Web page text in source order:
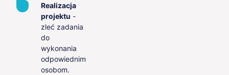
Realizacja
projektu -
zleć zadania
do
wykonania
odpowiednim
osobom.